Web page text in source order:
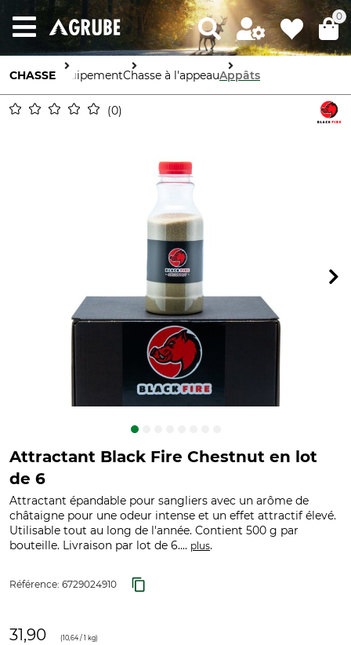
0
CHASSE ÉquipementChasse à l'appeauAppâts
0
Attractant Black Fire Chestnut en lot
de 6
Attractant épandable pour sangliers avec un arôme de
châtaigne pour une odeur intense et un effet attractif élevé.
Utilisable tout au long de l'année. Contient 500 g par
bouteille. Livraison par lot de 6.... plus.
Référence: 6729024910
31,90 (10,64/ 1 kg)